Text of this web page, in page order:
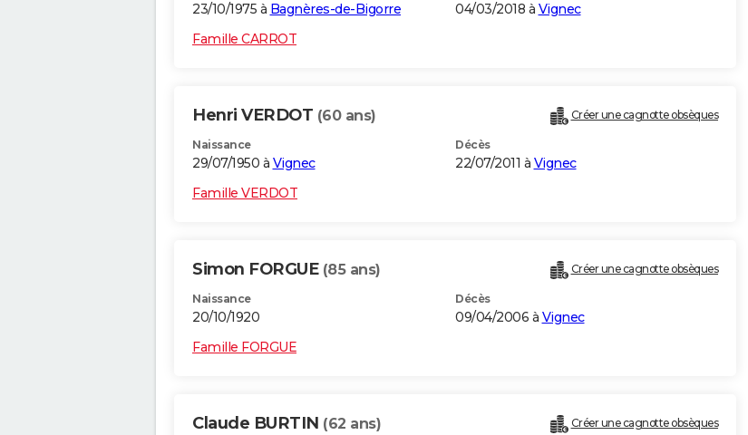
23/10/1975 à Bagnères-de-Bigorre 04/03/2018 à Vignec
Famille CARROT
Henri VERDOT (60 ans) Créer une cagnotte obsèques
Naissance
29/07/1950 à Vignec
Décès
22/07/2011 à Vignec
Famille VERDOT
Simon FORGUE (85 ans) Créer une cagnotte obsèques
Naissance
20/10/1920
Décès
09/04/2006 à Vignec
Famille FORGUE
Claude BURTIN (62 ans) Créer une cagnotte obsèques